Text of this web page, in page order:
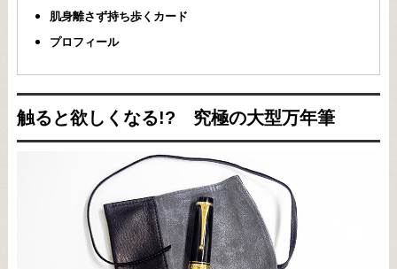
肌身離さず持ち歩くカード
プロフィール
触ると欲しくなる!? 究極の大型万年筆